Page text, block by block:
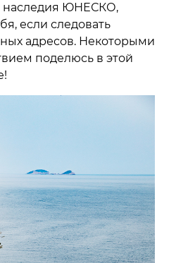
наследия ЮНЕСКО,
если следовать
адресов. Некоторыми
поделюсь в этой